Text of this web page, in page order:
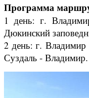
Программа
1 день: г.
Дюкинский
2 день: г.
Суздаль - Владимир.